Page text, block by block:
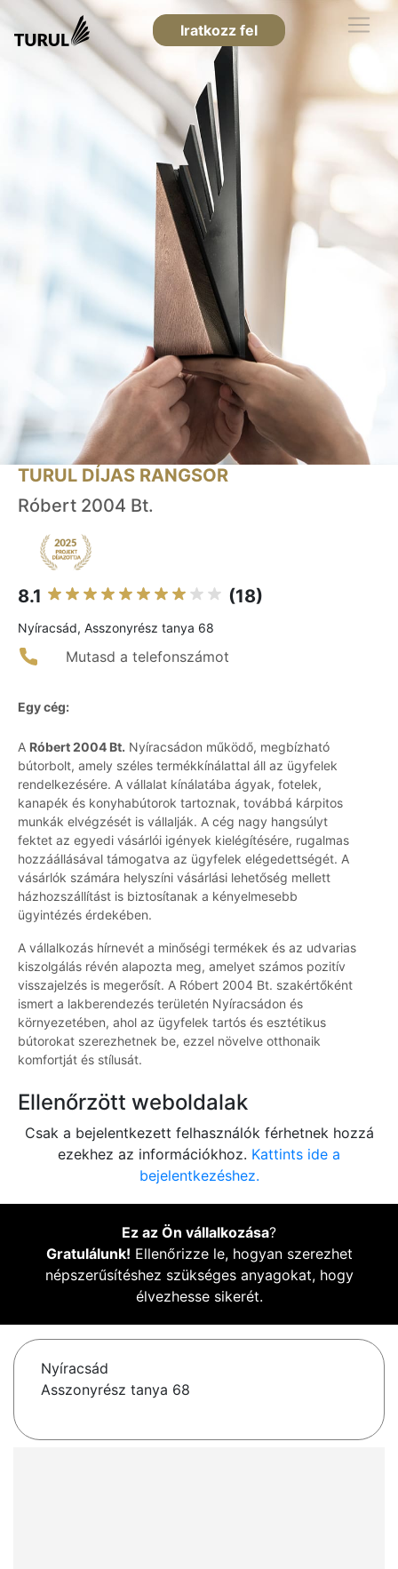
Iratkozz fel
TURUL DÍJAS RANGSOR
Róbert 2004 Bt.
8.1 (18)
Nyíracsád, Asszonyrész tanya 68
Mutasd a telefonszámot
Egy cég:
A Róbert 2004 Bt. Nyíracsádon működő, megbízható
bútorbolt, amely széles termékkínálattal áll az ügyfelek
rendelkezésére. A vállalat kínálatába ágyak, fotelek,
kanapék és konyhabútorok tartoznak, továbbá kárpitos
munkák elvégzését is vállalják. A cég nagy hangsúlyt
fektet az egyedi vásárlói igények kielégítésére, rugalmas
hozzáállásával támogatva az ügyfelek elégedettségét. A
vásárlók számára helyszíni vásárlási lehetőség mellett
házhozszállítást is biztosítanak a kényelmesebb
ügyintézés érdekében.
A vállalkozás hírnevét a minőségi termékek és az udvarias
kiszolgálás révén alapozta meg, amelyet számos pozitív
visszajelzés is megerősít. A Róbert 2004 Bt. szakértőként
ismert a lakberendezés területén Nyíracsádon és
környezetében, ahol az ügyfelek tartós és esztétikus
bútorokat szerezhetnek be, ezzel növelve otthonaik
komfortját és stílusát.
Ellenőrzött weboldalak
Csak a bejelentkezett felhasználók férhetnek hozzá
ezekhez az információkhoz. Kattints ide a
bejelentkezéshez.
Ez az Ön vállalkozása?
Gratulálunk! Ellenőrizze le, hogyan szerezhet
népszerűsítéshez szükséges anyagokat, hogy
élvezhesse sikerét.
Nyíracsád
Asszonyrész tanya 68